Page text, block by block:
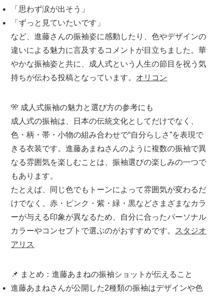
「思わず涙が出そう」
「ずっと見ていたいです」
など、進藤さんの振袖姿に感動したり、色やデザインの
違いによる魅力に言及するコメントが目立ちました。華
やかな振袖姿と共に、成人式という 人生の節目を祝う気
持ちが伝わる投稿となっています。 オリコン
🎌 成人式振袖の魅力と選び方の参考にも
成人式の振袖は、日本の伝統文化としてだけでなく、
色・柄・帯・小物の組み合わせで“自分らしさ”を表現で
きる衣装です。進藤あまねさんのように複数の振袖で異
なる雰囲気を楽しむことは、振袖選びの楽しみの一つで
もあります。
たとえば、同じ色でもトーンによって雰囲気が変わるだ
けでなく、赤・ピンク・紫・緑・黒などさまざまなカラ
ーが与える印象が異なるため、自分に合ったパーソナル
カラーやコンセプトで選ぶのがおすすめです。 スタジオ
アリス
📌 まとめ：進藤あまねの振袖ショットが伝えること
進藤あまねさんが公開した2種類の振袖はデザインや色